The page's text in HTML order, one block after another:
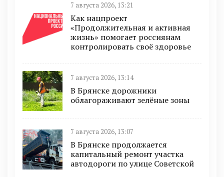
7 августа 2026, 13:21
Как нацпроект
«Продолжительная и активная
жизнь» помогает россиянам
контролировать своё здоровье
7 августа 2026, 13:14
В Брянске дорожники
облагораживают зелёные зоны
7 августа 2026, 13:07
В Брянске продолжается
капитальный ремонт участка
автодороги по улице Советской